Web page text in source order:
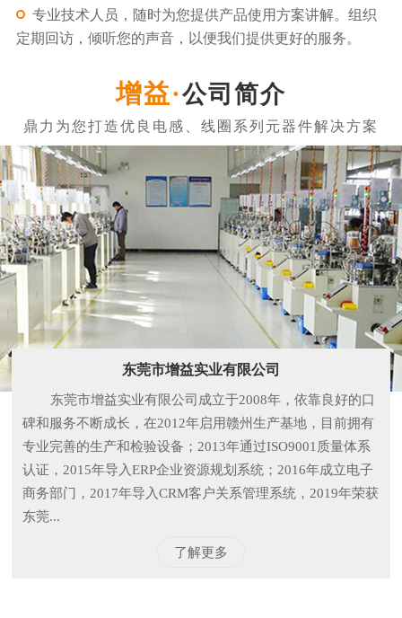
专业技术人员，随时为您提供产品使用方案讲解。组织
定期回访，倾听您的声音，以便我们提供更好的服务。
公司简介
东莞市增益实业有限公司
东莞市增益实业有限公司成立于2008年，依靠良好的口
碑和服务不断成长，在2012年启用赣州生产基地，目前拥有
专业完善的生产和检验设备；2013年通过ISO9001质量体系
认证，2015年导入ERP企业资源规划系统；2016年成立电子
商务部门，2017年导入CRM客户关系管理系统，2019年荣获
东莞...
了解更多